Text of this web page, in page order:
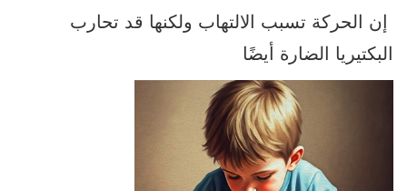
إن الحركة تسبب الالتهاب ولكنها قد تحارب
البكتيريا الضارة أيضًا